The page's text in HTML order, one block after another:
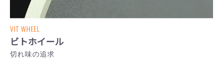
VIT WHEEL
ビトホイール
切れ味の追求